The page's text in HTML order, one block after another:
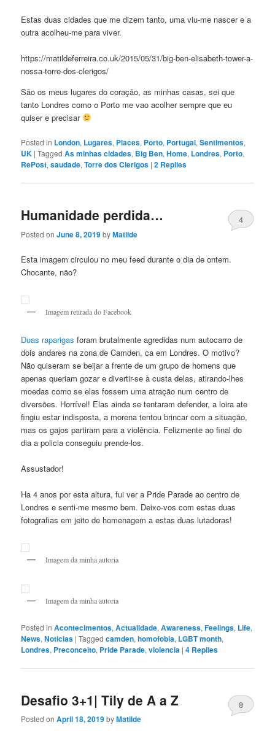
Estas duas cidades que me dizem tanto, uma viu-me nascer e a
outra acolheu-me para viver.
https://matildeferreira.co.uk/2015/05/31/big-ben-elisabeth-tower-a-
nossa-torre-dos-clerigos/
São os meus lugares do coração, as minhas casas, sei que
tanto Londres como o Porto me vao acolher sempre que eu
quiser e precisar
Posted in London, Lugares, Places, Porto, Portugal,Sentimentos,
UK |Tagged As minhas cidades, Big Ben,Home, Londres, Porto,
RePost,saudade,Torre dos Clerigos |2 Replies
Humanidade perdida…
Posted onJune 8, 2019byMatilde
4
Esta imagem circulou no meu feed durante o dia de ontem.
Chocante, não?
Imagem retirada do Facebook
Duas raparigas foram brutalmente agredidas num autocarro de
dois andares na zona de Camden, ca em Londres. O motivo?
Não quiseram se beijar a frente de um grupo de homens que
apenas queriam gozar e divertir-se à custa delas, atirando-lhes
moedas como se elas fossem uma atração num centro de
diversões. Horrível! Elas ainda se tentaram defender, a loira ate
fingiu estar indisposta, a morena tentou brincar com a situação,
mas os gajos partiram para a violência. Felizmente ao final do
dia a policia conseguiu prende-los.
Assustador!
Ha 4 anos por esta altura, fui ver a Pride Parade ao centro de
Londres e senti-me mesmo bem. Deixo-vos com estas duas
fotografias em jeito de homenagem a estas duas lutadoras!
Imagem da minha autoria
Imagem da minha autoria
Posted in Acontecimentos,Actualidade,Awareness,Feelings, Life,
News,Noticias |Tagged camden,homofobia, LGBT month,
Londres, Preconceito, Pride Parade,violencia |4 Replies
Desafio 3+1| Tily de A a Z
Posted onApril 18, 2019byMatilde
8